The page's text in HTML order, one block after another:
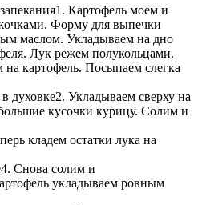
1. Картофель моем и
Форму для выпечки
маслом. Укладываем на дно
Лук режем полукольцами.
картофель. Посыпаем слегка
2. Укладываем сверху на
кусочки курицу. Солим и
кладем остатки лука на
4. Снова солим и
укладываем ровным